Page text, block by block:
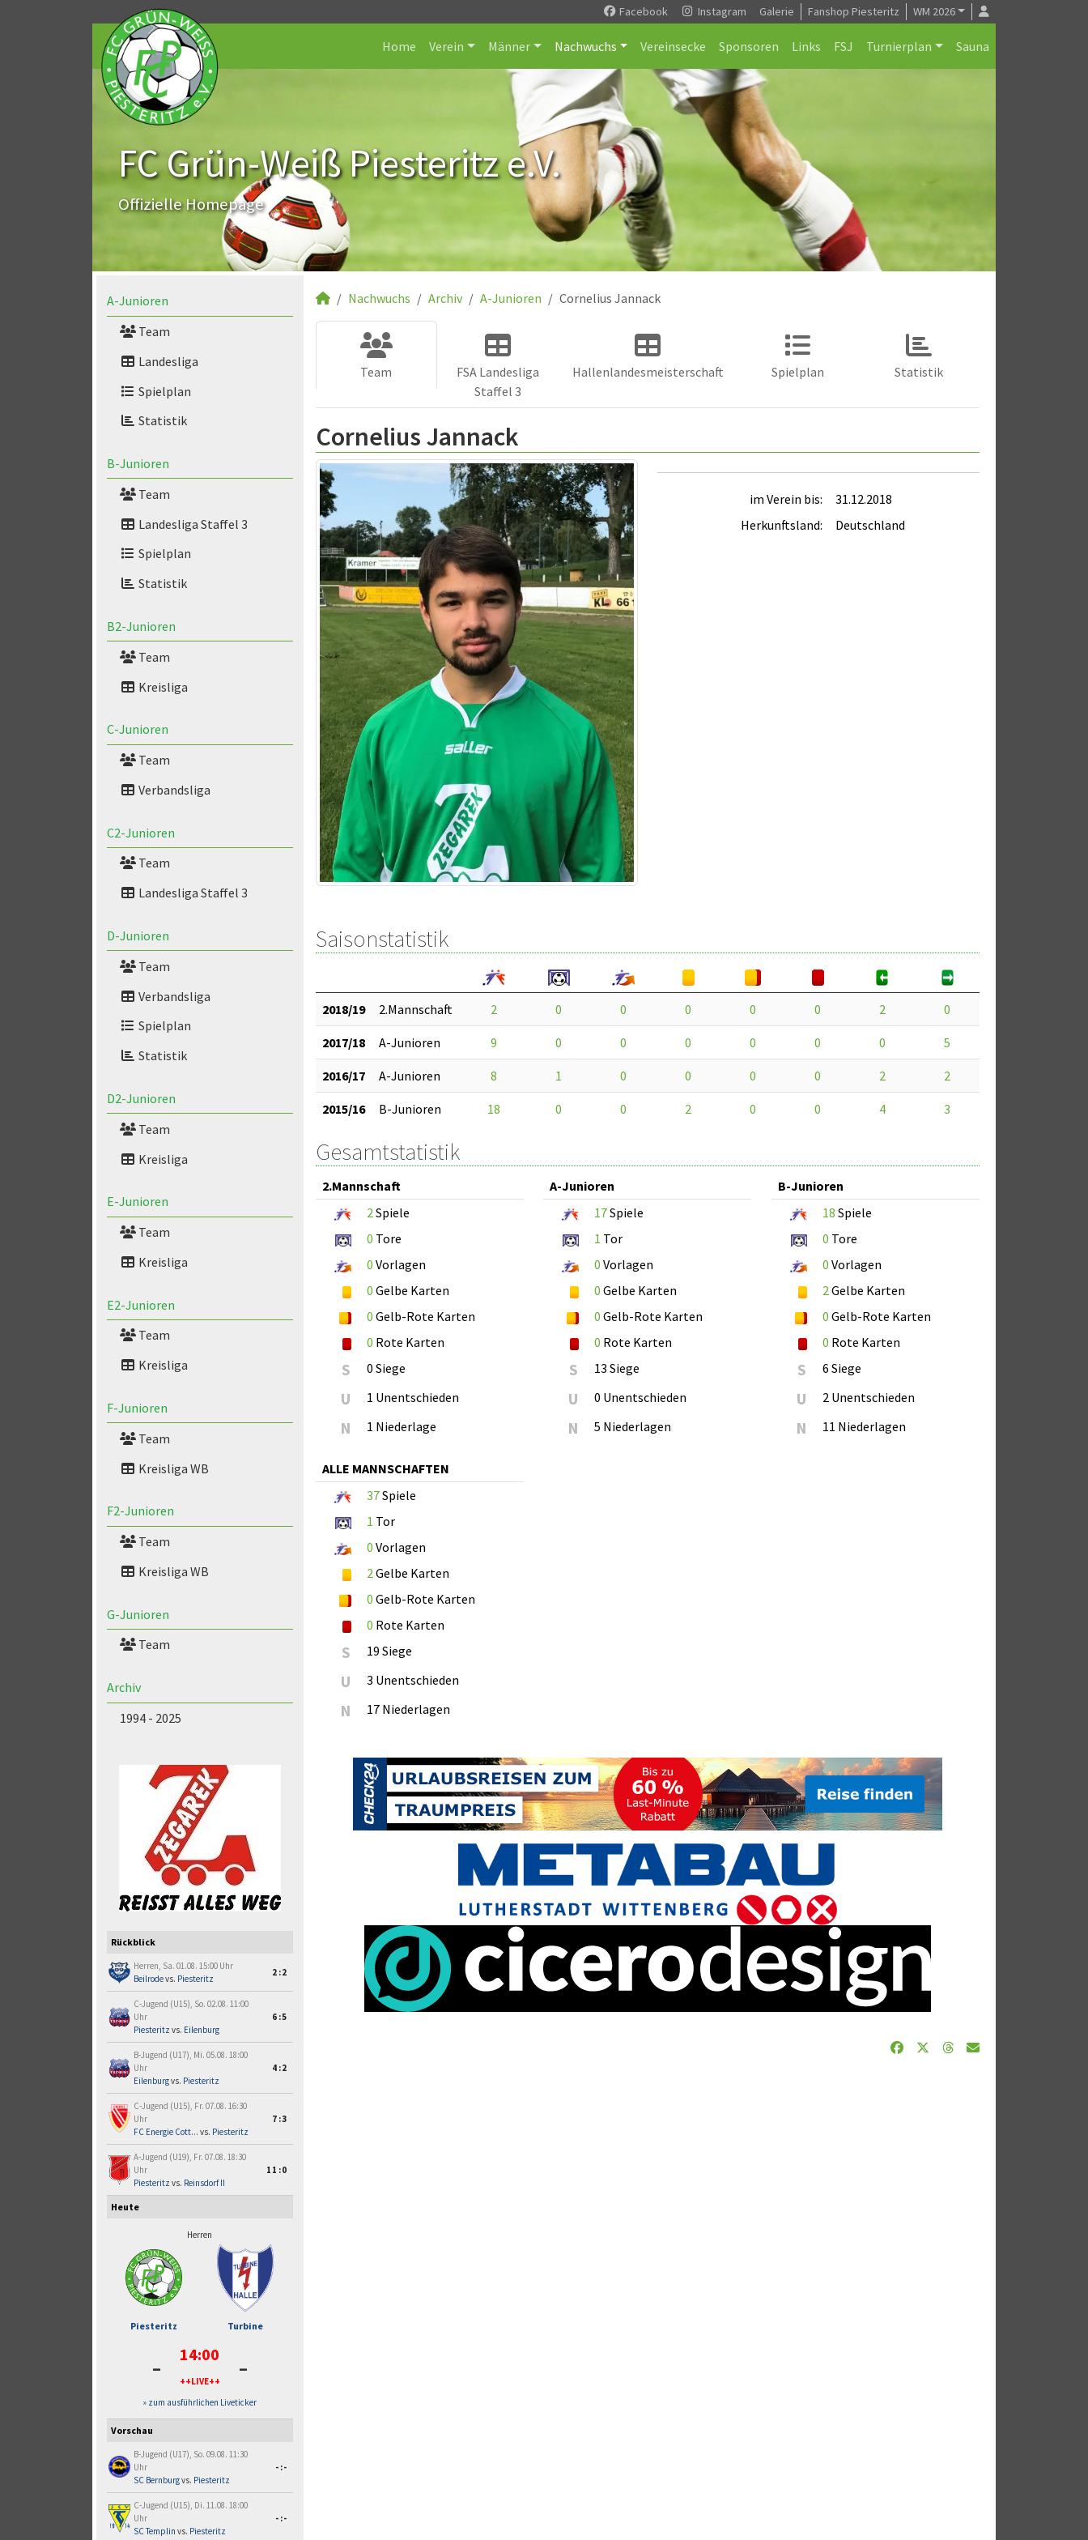
Facebook Instagram Galerie Fanshop Piesteritz WM 2026
Home Verein Männer Nachwuchs Vereinsecke Sponsoren Links FSJ Turnierplan Sauna
FC Grün-Weiß Piesteritz e.V.
Offizielle Homepage
A-Junioren
Team
Landesliga
Spielplan
Statistik
B-Junioren
Team
Landesliga Staffel 3
Spielplan
Statistik
B2-Junioren
Team
Kreisliga
C-Junioren
Team
Verbandsliga
C2-Junioren
Team
Landesliga Staffel 3
D-Junioren
Team
Verbandsliga
Spielplan
Statistik
D2-Junioren
Team
Kreisliga
E-Junioren
Team
Kreisliga
E2-Junioren
Team
Kreisliga
F-Junioren
Team
Kreisliga WB
F2-Junioren
Team
Kreisliga WB
G-Junioren
Team
Archiv
1994 - 2025
Rückblick
Herren, Sa. 01.08. 15:00 Uhr
Beilrodevs. Piesteritz
2:2
C-Jugend (U15), So. 02.08. 11:00
Uhr
Piesteritz vs. Eilenburg
6:5
B-Jugend (U17), Mi. 05.08. 18:00
Uhr
Eilenburgvs. Piesteritz
4:2
C-Jugend (U15), Fr. 07.08. 16:30
Uhr
FC Energie Cott... vs. Piesteritz
7:3
A-Jugend (U19), Fr. 07.08. 18:30
Uhr
Piesteritz vs. Reinsdorf II
11:0
Heute
Herren
Piesteritz Turbine
- 14:00
++LIVE++ -
» zum ausführlichen Liveticker
Vorschau
B-Jugend (U17), So. 09.08. 11:30
Uhr
SC Bernburgvs. Piesteritz
-:-
C-Jugend (U15), Di. 11.08. 18:00
Uhr
SC Templin vs. Piesteritz
-:-
Nachwuchs Archiv A-Junioren Cornelius Jannack
Team
FSA Landesliga
Staffel 3
Hallenlandesmeisterschaft Spielplan Statistik
Cornelius Jannack
im Verein bis:
31.12.2018
Herkunftsland:
Deutschland
Saisonstatistik
2018/19 2.Mannschaft 2 0 0 0 0 0 2 0
2017/18 A-Junioren 9 0 0 0 0 0 0 5
2016/17 A-Junioren 8 1 0 0 0 0 2 2
2015/16 B-Junioren 18 0 0 2 0 0 4 3
Gesamtstatistik
2.Mannschaft
2 Spiele
0 Tore
0 Vorlagen
0 Gelbe Karten
0 Gelb-Rote Karten
0 Rote Karten
S 0 Siege
U 1 Unentschieden
N 1 Niederlage
A-Junioren
17Spiele
1 Tor
0 Vorlagen
0 Gelbe Karten
0 Gelb-Rote Karten
0 Rote Karten
S 13 Siege
U 0 Unentschieden
N 5 Niederlagen
B-Junioren
18 Spiele
0 Tore
0 Vorlagen
2 Gelbe Karten
0 Gelb-Rote Karten
0 Rote Karten
S 6 Siege
U 2 Unentschieden
N 11 Niederlagen
ALLE MANNSCHAFTEN
37Spiele
1 Tor
0 Vorlagen
2 Gelbe Karten
0 Gelb-Rote Karten
0 Rote Karten
S 19 Siege
U 3 Unentschieden
N 17 Niederlagen